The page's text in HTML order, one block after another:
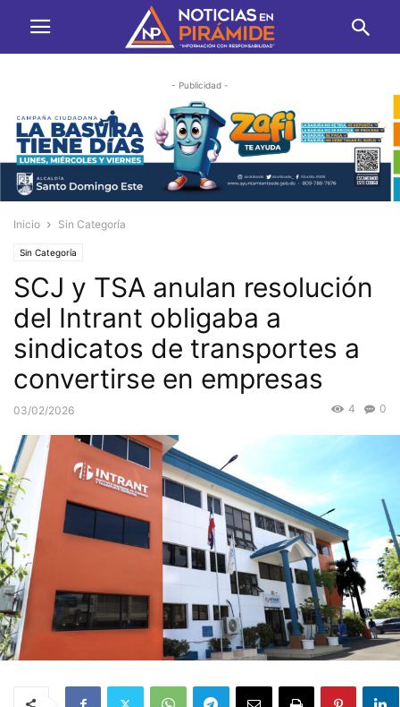
- Publicidad -
Inicio Sin Categoría
Sin Categoría
SCJ y TSA anulan resolución
del Intrant obligaba a
sindicatos de transportes a
convertirse en empresas
03/02/2026 0
4